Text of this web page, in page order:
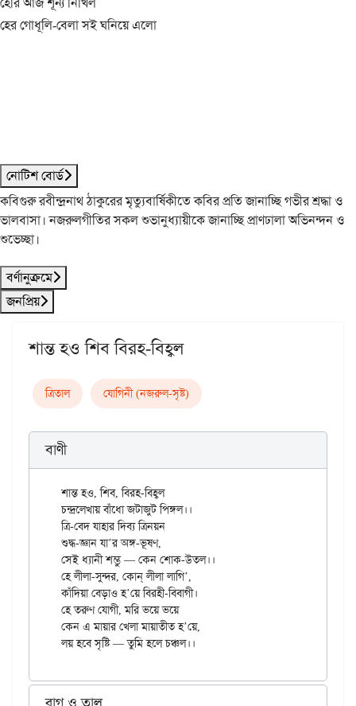
হের গোধূলি-বেলা সই ঘনিয়ে এলো
নোটিশ বোর্ড
কবিগুরু রবীন্দ্রনাথ ঠাকুরের মৃত্যুবার্ষিকীতে কবির প্রতি জানাচ্ছি গভীর শ্রদ্ধা ও
ভালবাসা। নজরুলগীতির সকল শুভানুধ্যায়ীকে জানাচ্ছি প্রাণঢালা অভিনন্দন ও
শুভেচ্ছা।
বর্ণানুক্রমে
জনপ্রিয়
শান্ত হও শিব বিরহ-বিহ্বল
ত্রিতাল যোগিনী (নজরুল-সৃষ্ট)
বাণী
শান্ত হও, শিব, বিরহ-বিহ্বল
চন্দ্রলেখায় বাঁধো জটাজুট পিঙ্গল।।
ত্রি-বেদ যাহার দিব্য ত্রিনয়ন
শুদ্ধ-জ্ঞান যা’র অঙ্গ-ভূষণ,
সেই ধ্যানী শম্ভু — কেন শোক-উতল।।
হে লীলা-সুন্দর, কোন্ লীলা লাগি’,
কাঁদিয়া বেড়াও হ’য়ে বিরহী-বিবাগী।
হে তরুণ যোগী, মরি ভয়ে ভয়ে
কেন এ মায়ার খেলা মায়াতীত হ’য়ে,